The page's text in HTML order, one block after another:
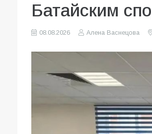
Батайским
08.08.2026 Алена Васнецова